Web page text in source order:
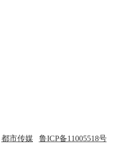
都市传媒 鲁ICP备11005518号